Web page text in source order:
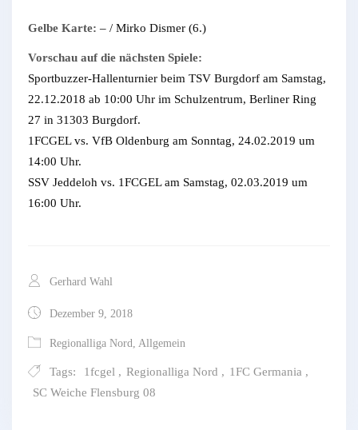
Gelbe Karte: – / Mirko Dismer (6.)
Vorschau auf die nächsten Spiele:
Sportbuzzer-Hallenturnier beim TSV Burgdorf am Samstag,
22.12.2018 ab 10:00 Uhr im Schulzentrum, Berliner Ring
27 in 31303 Burgdorf.
1FCGEL vs. VfB Oldenburg am Sonntag, 24.02.2019 um
14:00 Uhr.
SSV Jeddeloh vs. 1FCGEL am Samstag, 02.03.2019 um
16:00 Uhr.
Gerhard Wahl
Dezember 9, 2018
Regionalliga Nord, Allgemein
Tags: 1fcgel , Regionalliga Nord , 1FC Germania ,
SC Weiche Flensburg 08